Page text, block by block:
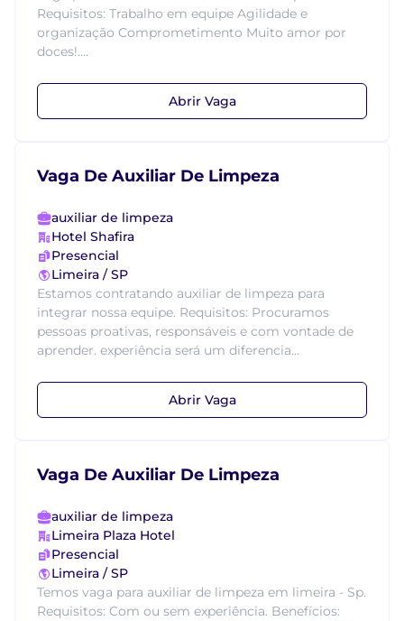
Requisitos: Trabalho em equipe Agilidade e
organização Comprometimento Muito amor por
doces!....
Abrir Vaga
Vaga De Auxiliar De Limpeza
auxiliar de limpeza
Hotel Shafira
Presencial
Limeira / SP
Estamos contratando auxiliar de limpeza para
integrar nossa equipe. Requisitos: Procuramos
pessoas proativas, responsáveis e com vontade de
aprender. experiência será um diferencia...
Abrir Vaga
Vaga De Auxiliar De Limpeza
auxiliar de limpeza
Limeira Plaza Hotel
Presencial
Limeira / SP
Temos vaga para auxiliar de limpeza em limeira - Sp.
Requisitos: Com ou sem experiência. Benefícios: